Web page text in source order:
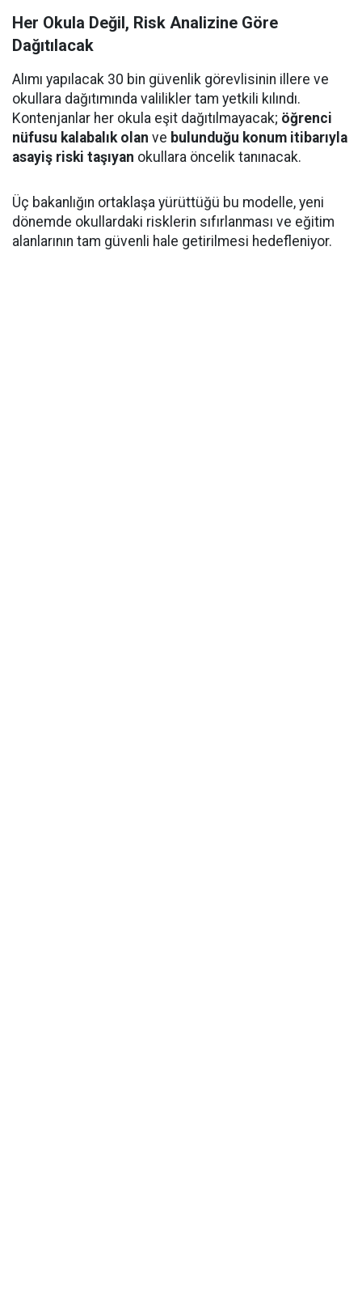
Her Okula Değil, Risk Analizine Göre
Dağıtılacak
Alımı yapılacak 30 bin güvenlik görevlisinin illere ve
okullara dağıtımında valilikler tam yetkili kılındı.
Kontenjanlar her okula eşit dağıtılmayacak; öğrenci
nüfusu kalabalık olan ve bulunduğu konum itibarıyla
asayiş riski taşıyan okullara öncelik tanınacak.
Üç bakanlığın ortaklaşa yürüttüğü bu modelle, yeni
dönemde okullardaki risklerin sıfırlanması ve eğitim
alanlarının tam güvenli hale getirilmesi hedefleniyor.